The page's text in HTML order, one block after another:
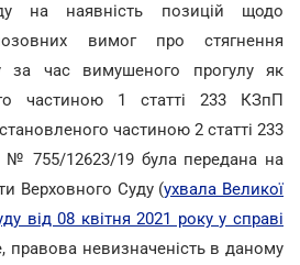
на наявність позицій щодо
вимог про стягнення
за час вимушеного прогулу як
частиною 1 статті 233 КЗпП
частиною 2 статті 233
№ 755/12623/19 була передана на
Верховного Суду (ухвала Великої
від 08 квітня 2021 року у справі
правова невизначеність в даному